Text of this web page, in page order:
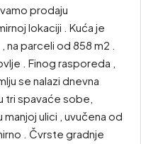
prodaju
lokaciji . Kuća je
parceli od 858 m2 .
. Finog rasporeda ,
se nalazi dnevna
tri spavaće sobe,
manjoj ulici , uvučena od
. Čvrste gradnje